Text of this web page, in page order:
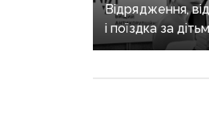
Відрядження,
і поїздка за
знову відмовив